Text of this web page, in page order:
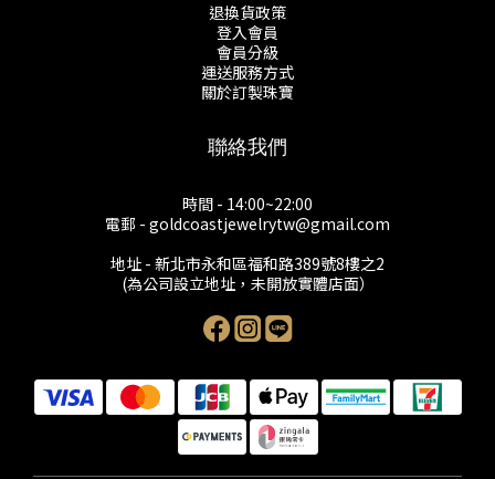
退換貨政策
登入會員
會員分級
運送服務方式
關於訂製珠寶
聯絡我們
時間 - 14:00~22:00
電郵 - goldcoastjewelrytw@gmail.com
地址 - 新北市永和區福和路389號8樓之2
(為公司設立地址，未開放實體店面）